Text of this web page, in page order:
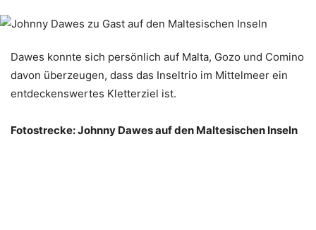
Dawes konnte sich persönlich auf Malta, Gozo und Comino
davon überzeugen, dass das Inseltrio im Mittelmeer ein
entdeckenswertes Kletterziel ist.
Fotostrecke: Johnny Dawes auf den Maltesischen Inseln